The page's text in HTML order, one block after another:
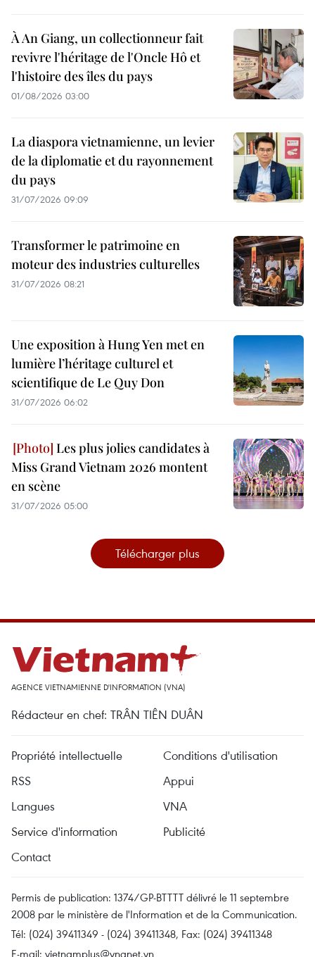
À An Giang, un collectionneur fait
revivre l'héritage de l'Oncle Hô et
l'histoire des îles du pays
01/08/2026 03:00
La diaspora vietnamienne, un levier
de la diplomatie et du rayonnement
du pays
31/07/2026 09:09
Transformer le patrimoine en
moteur des industries culturelles
31/07/2026 08:21
Une exposition à Hung Yen met en
lumière l’héritage culturel et
scientifique de Le Quy Don
31/07/2026 06:02
Les plus jolies candidates à
Miss Grand Vietnam 2026 montent
en scène
31/07/2026 05:00
Télécharger plus
AGENCE VIETNAMIENNE D'INFORMATION (VNA)
Rédacteur en chef: TRÂN TIÊN DUÂN
Propriété intellectuelle
Conditions d'utilisation
RSS
Appui
Langues
VNA
Service d'information
Publicité
Contact
Permis de publication: 1374/GP-BTTTT délivré le 11 septembre
2008 par le ministère de l'Information et de la Communication.
Tél: (024) 39411349 - (024) 39411348, Fax: (024) 39411348
E-mail: vietnamplus@vnanet.vn